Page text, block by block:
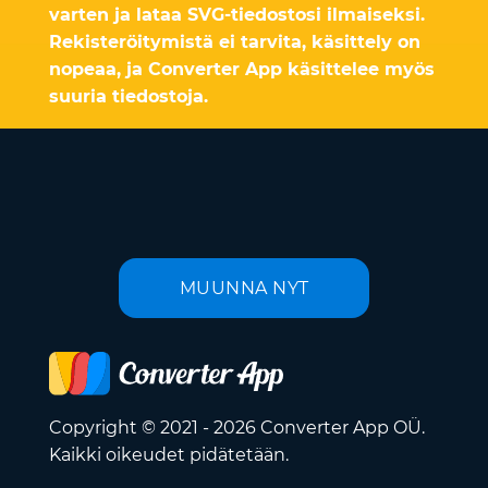
varten ja lataa SVG-tiedostosi ilmaiseksi.
Rekisteröitymistä ei tarvita, käsittely on
nopeaa, ja Converter App käsittelee myös
suuria tiedostoja.
MUUNNA NYT
Copyright © 2021 - 2026 Converter App OÜ.
Kaikki oikeudet pidätetään.